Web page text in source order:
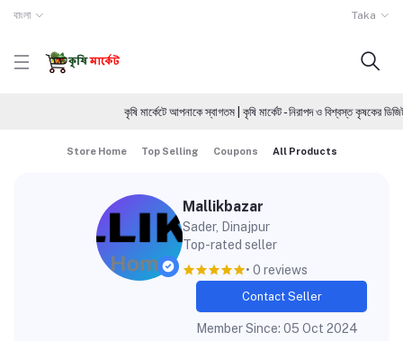
বাংলা Taka
কৃষি মার্কেটে আপনাকে স্বাগতম | কৃষি মার্কেট - নিরাপদ ও বিশ্বস্ত কৃষকের
Store Home Top Selling Coupons All Products
Mallikbazar
Sader, Dinajpur
Top-rated seller
• 0 reviews
Contact Seller
Member Since: 05 Oct 2024